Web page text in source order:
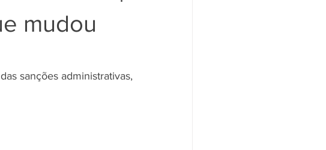
mudou
sanções administrativas,